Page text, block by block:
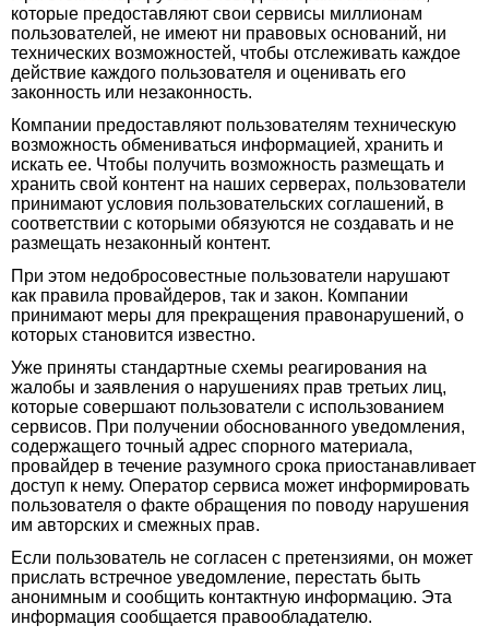
которые предоставляют свои сервисы миллионам
пользователей, не имеют ни правовых оснований, ни
технических возможностей, чтобы отслеживать каждое
действие каждого пользователя и оценивать его
законность или незаконность.
Компании предоставляют пользователям техническую
возможность обмениваться информацией, хранить и
искать ее. Чтобы получить возможность размещать и
хранить свой контент на наших серверах, пользователи
принимают условия пользовательских соглашений, в
соответствии с которыми обязуются не создавать и не
размещать незаконный контент.
При этом недобросовестные пользователи нарушают
как правила провайдеров, так и закон. Компании
принимают меры для прекращения правонарушений, о
которых становится известно.
Уже приняты стандартные схемы реагирования на
жалобы и заявления о нарушениях прав третьих лиц,
которые совершают пользователи с использованием
сервисов. При получении обоснованного уведомления,
содержащего точный адрес спорного материала,
провайдер в течение разумного срока приостанавливает
доступ к нему. Оператор сервиса может информировать
пользователя о факте обращения по поводу нарушения
им авторских и смежных прав.
Если пользователь не согласен с претензиями, он может
прислать встречное уведомление, перестать быть
анонимным и сообщить контактную информацию. Эта
информация сообщается правообладателю.